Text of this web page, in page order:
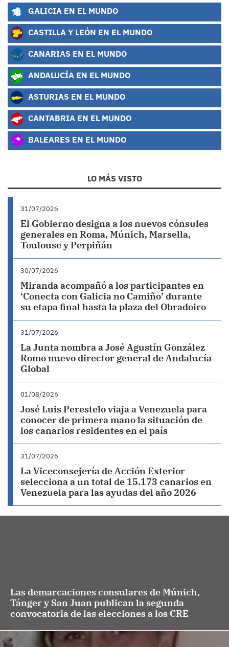
GALICIA EN EL MUNDO
CASTILLA Y LEÓN EN EL MUNDO
CANARIAS EN EL MUNDO
ANDALUCÍA EN EL MUNDO
ASTURIAS EN EL MUNDO
CANTABRIA EN EL MUNDO
BALEARES EN EL MUNDO
LO MÁS VISTO
31/07/2026
El Gobierno designa a los nuevos cónsules
generales en Roma, Múnich, Marsella,
Toulouse y Perpiñán
30/07/2026
Miranda acompañó a los participantes en
‘Conecta con Galicia no Camiño’ durante
su etapa final hasta la plaza del Obradoiro
31/07/2026
La Junta nombra a José Agustín González
Romo nuevo director general de Andalucía
Global
01/08/2026
José Luis Perestelo viaja a Venezuela para
conocer de primera mano la situación de
los canarios residentes en el país
31/07/2026
La Viceconsejería de Acción Exterior
selecciona a un total de 15.173 canarios en
Venezuela para las ayudas del año 2026
Las demarcaciones consulares de Múnich,
Tánger y San Juan publican la segunda
convocatoria de las elecciones a los CRE